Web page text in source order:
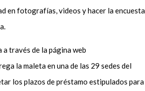
en fotografías, videos y hacer la encuesta
través de la página web
la maleta en una de las 29 sedes del
los plazos de préstamo estipulados para